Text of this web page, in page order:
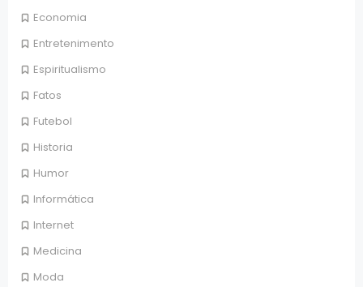
Economia
Entretenimento
Espiritualismo
Fatos
Futebol
Historia
Humor
Informática
Internet
Medicina
Moda